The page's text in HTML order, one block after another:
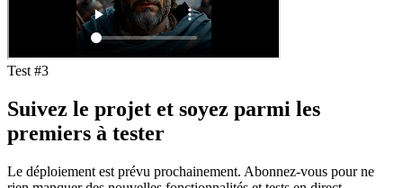
Test #3
Suivez le projet et soyez parmi les
premiers à tester
Le déploiement est prévu prochainement. Abonnez-vous pour ne